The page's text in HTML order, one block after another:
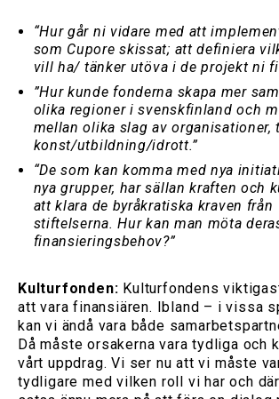
“Hur går ni vidare med att
som Cupore skissat; att definiera
vill ha/ tänker utöva i de projekt ni
”Hur kunde fonderna skapa mer
olika regioner i svenskfinland och
mellan olika slag av organisationer,
konst/utbildning/idrott.”
“De som kan komma med nya
nya grupper, har sällan kraften och
att klara de byråkratiska kraven från
stiftelserna. Hur kan man möta
finansieringsbehov?”
Kulturfonden: Kulturfondens
att vara finansiären. Ibland – i vissa
kan vi ändå vara både
Då måste orsakerna vara tydliga och
vårt uppdrag. Vi ser nu att vi måste
tydligare med vilken roll vi har och